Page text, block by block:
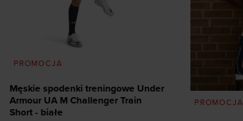
PROMOCJA
Męskie spodenki treningowe Under
Armour UA M Challenger Train
Short - białe
PROMOCJA